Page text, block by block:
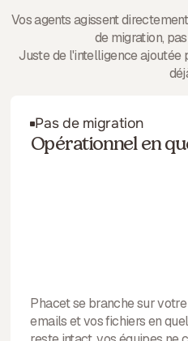
Vos agents agissent
de migration,
Juste de l'intelligence ajoutée
Pas de migration
Opérationnel en
Phacet se branche sur
emails et vos fichiers en